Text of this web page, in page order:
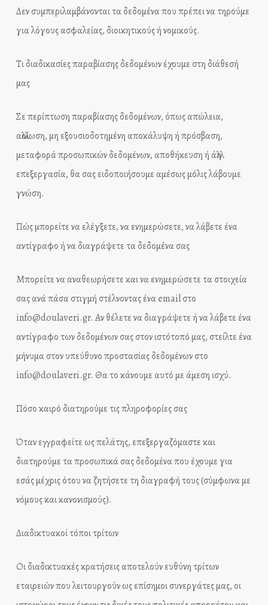
Δεν συμπεριλαμβάνονται τα δεδομένα που πρέπει να τηρούμε
για λόγους ασφαλείας, διοικητικούς ή νομικούς.
Τι διαδικασίες παραβίασης δεδομένων έχουμε στη διάθεσή
μας
Σε περίπτωση παραβίασης δεδομένων, όπως απώλεια,
αλλοίωση, μη εξουσιοδοτημένη αποκάλυψη ή πρόσβαση,
μεταφορά προσωπικών δεδομένων, αποθήκευση ή άλλη
επεξεργασία, θα σας ειδοποιήσουμε αμέσως μόλις λάβουμε
γνώση.
Πώς μπορείτε να ελέγξετε, να ενημερώσετε, να λάβετε ένα
αντίγραφο ή να διαγράψετε τα δεδομένα σας
Μπορείτε να αναθεωρήσετε και να ενημερώσετε τα στοιχεία
σας ανά πάσα στιγμή στέλνοντας ένα email στο
info@doulaveri.gr. Αν θέλετε να διαγράψετε ή να λάβετε ένα
αντίγραφο των δεδομένων σας στον ιστότοπό μας, στείλτε ένα
μήνυμα στον υπεύθυνο προστασίας δεδομένων στο
info@doulaveri.gr. Θα το κάνουμε αυτό με άμεση ισχύ.
Πόσο καιρό διατηρούμε τις πληροφορίες σας
Όταν εγγραφείτε ως πελάτης, επεξεργαζόμαστε και
διατηρούμε τα προσωπικά σας δεδομένα που έχουμε για
εσάς μέχρις ότου να ζητήσετε τη διαγραφή τους (σύμφωνα με
νόμους και κανονισμούς).
Διαδικτυακοί τόποι τρίτων
Οι διαδικτυακές κρατήσεις αποτελούν ευθύνη τρίτων
εταιρειών που λειτουργούν ως επίσημοι συνεργάτες μας, οι